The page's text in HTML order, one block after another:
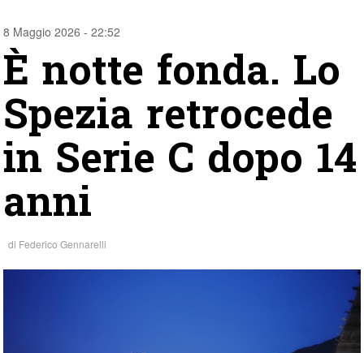
8 Maggio 2026 - 22:52
È notte fonda. Lo
Spezia retrocede
in Serie C dopo 14
anni
di Federico Gennarelli